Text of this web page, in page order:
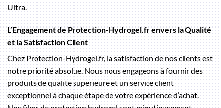
Ultra.
L’Engagement de Protection-Hydrogel.fr envers la Qualité
et la Satisfaction Client
Chez Protection-Hydrogel.fr, la satisfaction de nos clients est
notre priorité absolue. Nous nous engageons à fournir des
produits de qualité supérieure et un service client
exceptionnel à chaque étape de votre expérience d’achat.